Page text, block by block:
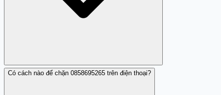
Có cách nào để chặn 0858695265 trên điện thoại?